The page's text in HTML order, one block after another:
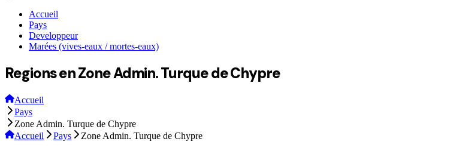
Accueil
Pays
Developpeur
Marées (vives-eaux / mortes-eaux)
Regions en Zone Admin. Turque de Chypre
Accueil
Pays
Zone Admin. Turque de Chypre
Accueil
Pays
Zone Admin. Turque de Chypre